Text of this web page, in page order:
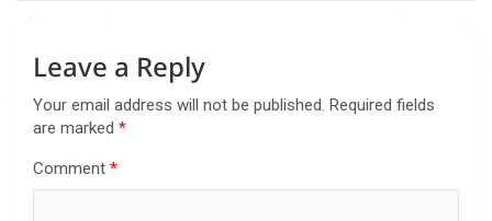
Leave a Reply
Your email address will not be published. Required fields
are marked *
Comment *